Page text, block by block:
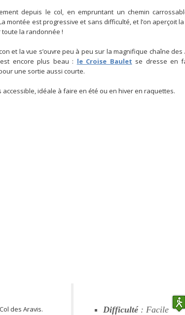
depuis le col, en empruntant un chemin
montée est progressive et sans difficulté, et l’on aperçoit
la randonnée !
et la vue s’ouvre peu à peu sur la magnifique chaîne des
encore plus beau : le Croise Baulet se dresse en
une sortie aussi courte.
accessible, idéale à faire en été ou en hiver en raquettes.
Difficulté : Facile
des Aravis.